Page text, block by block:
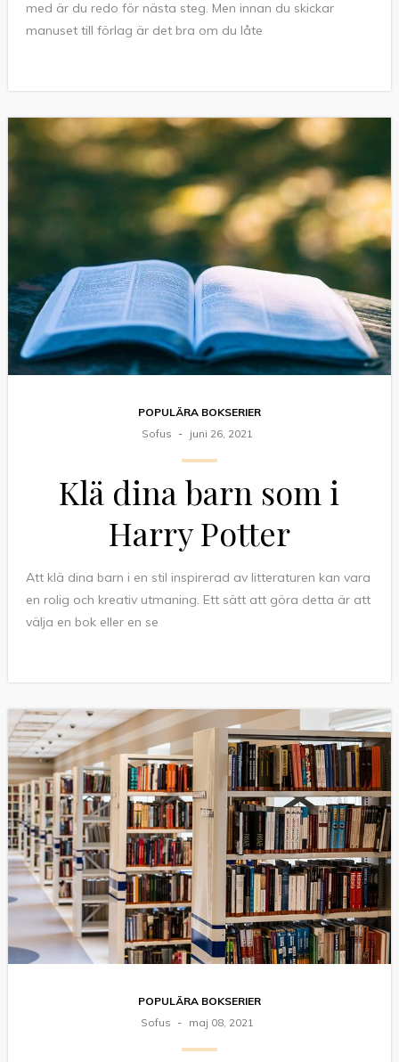
med är du redo för nästa steg. Men innan du skickar
manuset till förlag är det bra om du låte
POPULÄRA BOKSERIER
Sofus
juni 26, 2021
Klä dina barn som i
Harry Potter
Att klä dina barn i en stil inspirerad av litteraturen kan vara
en rolig och kreativ utmaning. Ett sätt att göra detta är att
välja en bok eller en se
POPULÄRA BOKSERIER
Sofus
maj 08, 2021